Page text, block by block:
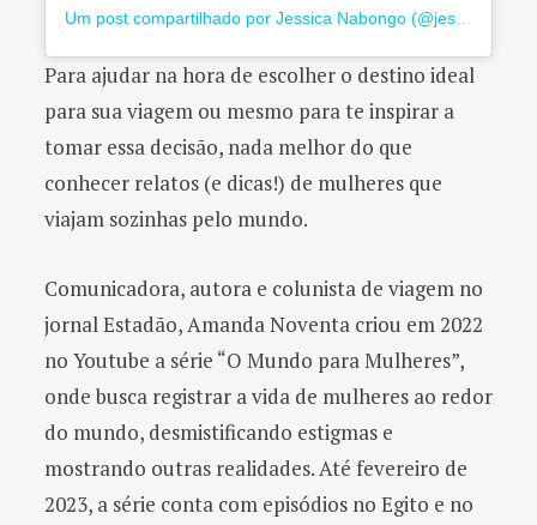
Para ajudar na hora de escolher o destino ideal
para sua viagem ou mesmo para te inspirar a
tomar essa decisão, nada melhor do que
conhecer relatos (e dicas!) de mulheres que
viajam sozinhas pelo mundo.
Comunicadora, autora e colunista de viagem no
jornal Estadão, Amanda Noventa criou em 2022
no Youtube a série “O Mundo para Mulheres”,
onde busca registrar a vida de mulheres ao redor
do mundo, desmistificando estigmas e
mostrando outras realidades. Até fevereiro de
2023, a série conta com episódios no Egito e no